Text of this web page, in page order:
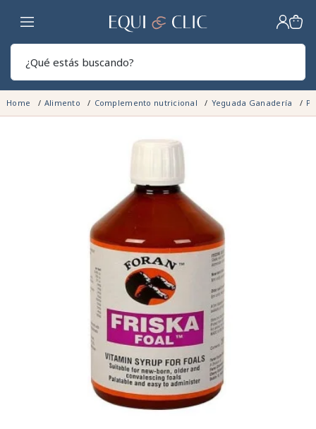
Hogar
Home Alimento Complemento nutricional Yeguada Ganadería